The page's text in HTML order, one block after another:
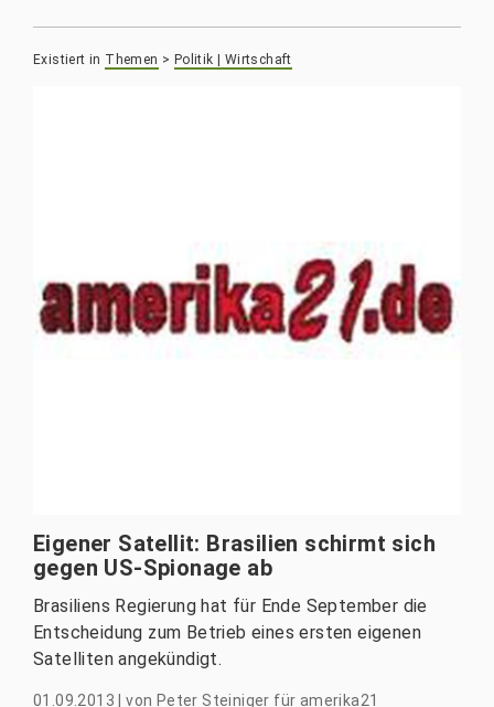
Existiert in Themen > Politik | Wirtschaft
Eigener Satellit: Brasilien schirmt sich
gegen US-Spionage ab
Brasiliens Regierung hat für Ende September die
Entscheidung zum Betrieb eines ersten eigenen
Satelliten angekündigt.
01.09.2013 |von Peter Steiniger für amerika21